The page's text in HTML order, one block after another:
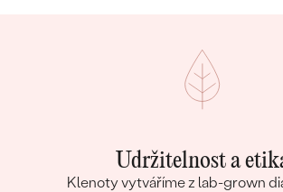
Udržitelnost a
Klenoty vytváříme z lab-grown